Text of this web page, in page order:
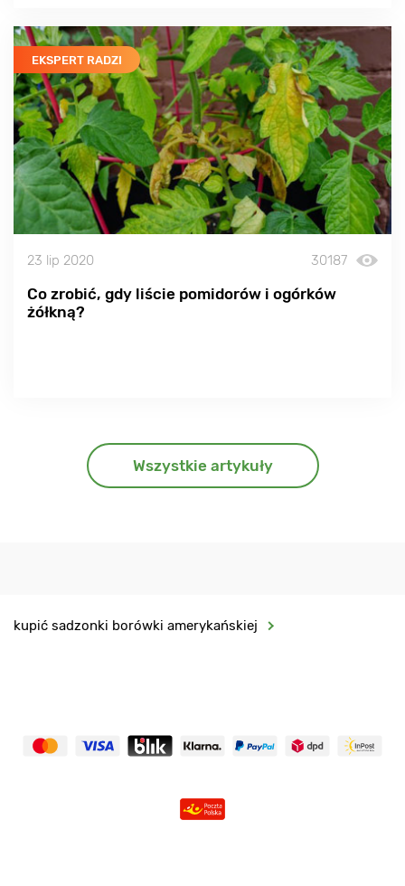
EKSPERT RADZI
23 lip 2020 30187
Co zrobić, gdy liście pomidorów i ogórków
żółkną?
Wszystkie artykuły
kupić sadzonki borówki amerykańskiej